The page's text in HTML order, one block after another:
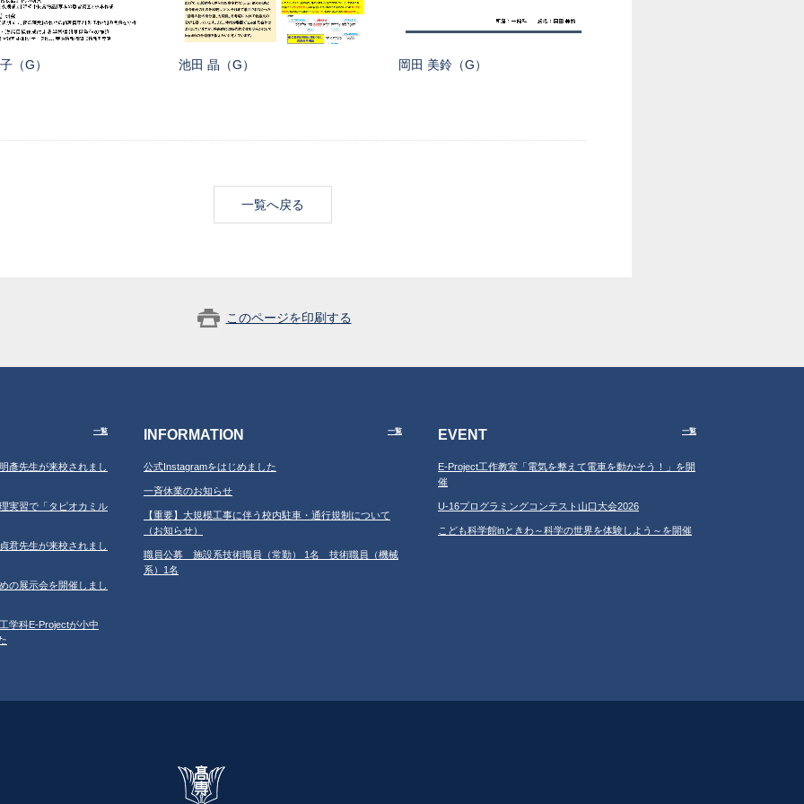
（G） 池田 晶（G） 岡田 美鈴（G）
一覧へ戻る
このページを印刷する
一覧
彥先生が来校されまし
実習で「タピオカミル
君先生が来校されまし
の展示会を開催しまし
学科E-Projectが小中
INFORMATION 一覧
公式Instagramをはじめました
一斉休業のお知らせ
【重要】大規模工事に伴う校内駐車・通行規制について
（お知らせ）
職員公募 施設系技術職員（常勤） 1名 技術職員（機械
系）1名
EVENT 一覧
E-Project工作教室「電気を整えて電車を動かそう！」を開
催
U-16プログラミングコンテスト山口大会2026
こども科学館inときわ～科学の世界を体験しよう～を開催